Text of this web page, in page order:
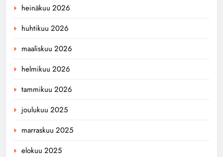
heinäkuu 2026
huhtikuu 2026
maaliskuu 2026
helmikuu 2026
tammikuu 2026
joulukuu 2025
marraskuu 2025
elokuu 2025